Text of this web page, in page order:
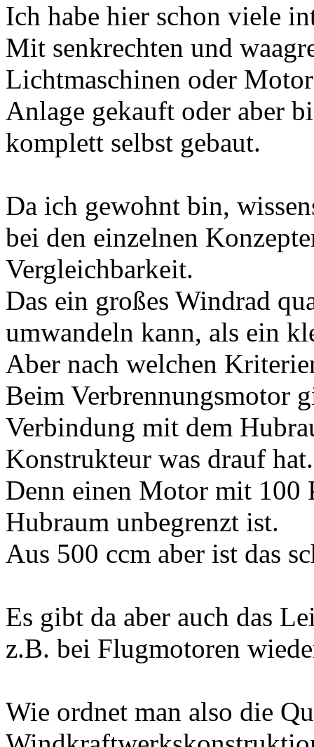
Ich habe hier schon viele
Mit senkrechten und
Lichtmaschinen oder
Anlage gekauft oder aber
komplett selbst gebaut.
Da ich gewohnt bin,
bei den einzelnen
Vergleichbarkeit.
Das ein großes Windrad
umwandeln kann, als ein
Aber nach welchen
Beim Verbrennungsmotor
Verbindung mit dem
Konstrukteur was drauf hat.
Denn einen Motor mit 100
Hubraum unbegrenzt ist.
Aus 500 ccm aber ist das
Es gibt da aber auch das
z.B. bei Flugmotoren
Wie ordnet man also die